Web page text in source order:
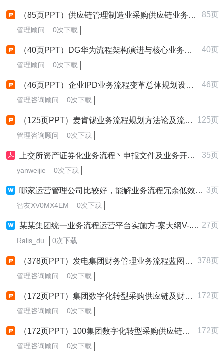
（85页PPT）供应链管理制造业采购供应链业务流程蓝图规划.pptx 85页
管理顾问 0次下载
（40页PPT）DG华为流程架构演进与核心业务流程深度解析 40页
管理顾问 0次下载
（46页PPT）企业IPD业务流程变革总体规划设计方案.pptx 46页
管理咨询顾问 0次下载
（125页PPT）麦肯锡业务流程规划方法论及流程规划案例 125页
管理咨询顾问 0次下载
上交所资产证券化业务流程丶申报文件及业务开展要求 35页
yanweijie 0次下载
哪家运营管理公司比较好，能解业务流程冗余低效的吗？ 3页
智友XV0MX4EM 0次下载
某某集团统一业务流程运营平台实施方-案大纲V-.----- 27页
Ralis_du 0次下载
（378页PPT）发电集团财务管理业务流程蓝图总体规划报告 378页
管理咨询顾问 0次下载
（172页PPT）集团数字化转型采购供应链及财务管控业务流程蓝图规划方案 172页
管理咨询顾问 0次下载
（172页PPT）100集团数字化转型采购供应链及财务管控业务流程蓝图规划方案 172页
管理咨询顾问 0次下载